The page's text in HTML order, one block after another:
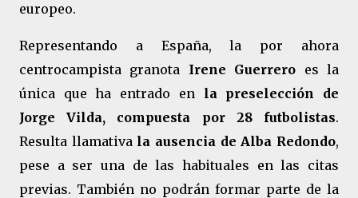
europeo.
Representando a España, la por ahora
centrocampista granota Irene Guerrero es la
única que ha entrado en la preselección de
Jorge Vilda, compuesta por 28 futbolistas.
Resulta llamativa la ausencia de Alba Redondo,
pese a ser una de las habituales en las citas
previas. También no podrán formar parte de la